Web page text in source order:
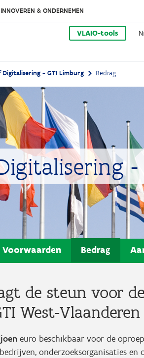
& ONDERNEMEN
VLAIO-tools
Digitalisering - GTI Limburg Bedrag
Voorwaarden Bedrag
de steun voor
West-Vlaanderen
euro beschikbaar voor de
onderzoeksorganisaties en